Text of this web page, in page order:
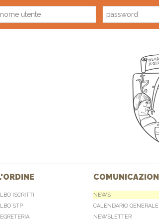
ISCRITTI
STP
COMUNICAZIONI
NEWS
CALENDARIO GENERALE
NEWSLETTER